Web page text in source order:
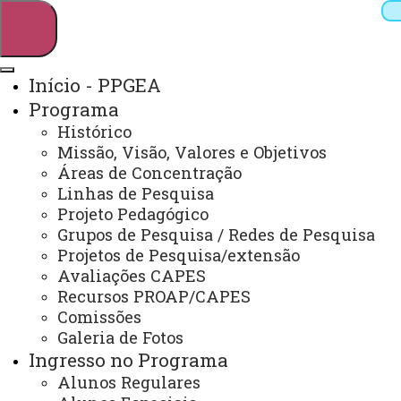
Webmail Sistemas
Arquivo Virtual
Campus
Início - PPGEA
Programa
Histórico
Missão, Visão, Valores e Objetivos
Áreas de Concentração
Linhas de Pesquisa
Projeto Pedagógico
Grupos de Pesquisa / Redes de Pesquisa
Projetos de Pesquisa/extensão
Avaliações CAPES
Recursos PROAP/CAPES
Comissões
Galeria de Fotos
Ingresso no Programa
Alunos Regulares
Mestrado e Doutorado em Engenharia de Energia